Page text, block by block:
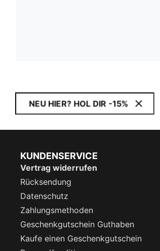
NEU HIER? HOL DIR -15%
KUNDENSERVICE
Vertrag widerrufen
Rücksendung
Datenschutz
Zahlungsmethoden
Geschenkgutschein Guthaben
Kaufe einen Geschenkgutschein